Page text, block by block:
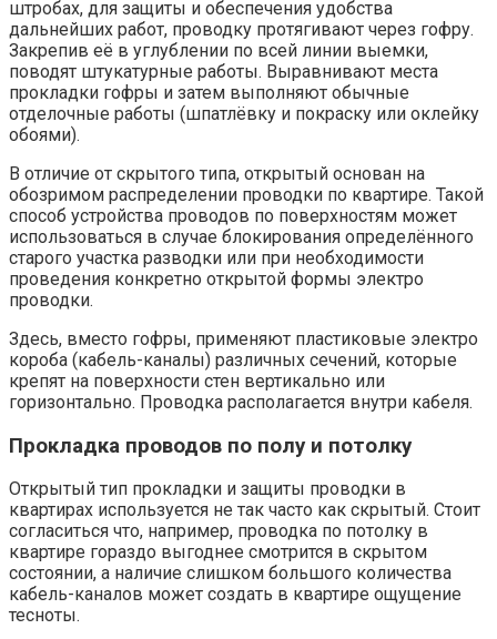
штробах, для защиты и обеспечения удобства
дальнейших работ, проводку протягивают через гофру.
Закрепив её в углублении по всей линии выемки,
поводят штукатурные работы. Выравнивают места
прокладки гофры и затем выполняют обычные
отделочные работы (шпатлёвку и покраску или оклейку
обоями).
В отличие от скрытого типа, открытый основан на
обозримом распределении проводки по квартире. Такой
способ устройства проводов по поверхностям может
использоваться в случае блокирования определённого
старого участка разводки или при необходимости
проведения конкретно открытой формы электро
проводки.
Здесь, вместо гофры, применяют пластиковые электро
короба (кабель-каналы) различных сечений, которые
крепят на поверхности стен вертикально или
горизонтально. Проводка располагается внутри кабеля.
Прокладка проводов по полу и потолку
Открытый тип прокладки и защиты проводки в
квартирах используется не так часто как скрытый. Стоит
согласиться что, например, проводка по потолку в
квартире гораздо выгоднее смотрится в скрытом
состоянии, а наличие слишком большого количества
кабель-каналов может создать в квартире ощущение
тесноты.